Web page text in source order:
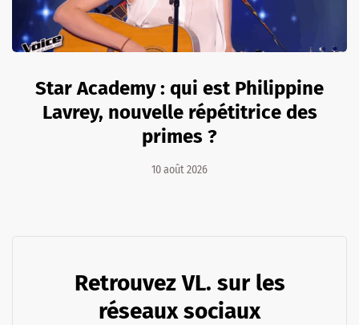
Star Academy : qui est Philippine
Lavrey, nouvelle répétitrice des
primes ?
10 août 2026
Retrouvez VL. sur les
réseaux sociaux